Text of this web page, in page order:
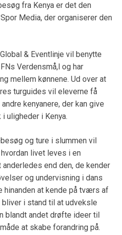
fra Kenya er det den
Media, der organiserer den
& Eventlinje vil benytte
Verdensmå,l og har
mellem kønnene. Ud over at
turguides vil eleverne få
kenyanere, der kan give
uligheder i Kenya.
og ture i slummen vil
livet leves i en
end den, de kender
og undervisning i dans
at kende på tværs af
i stand til at udveksle
blandt andet drøfte ideer til
at skabe forandring på.